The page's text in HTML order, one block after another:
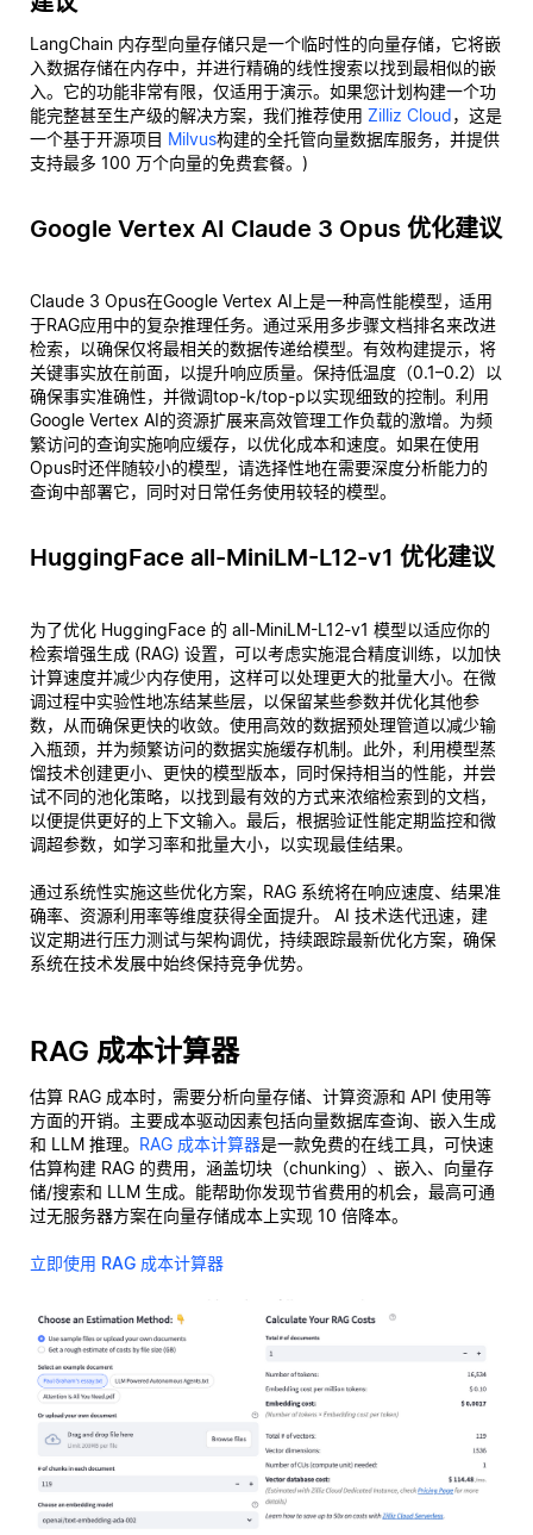
LangChain 内存型向量存储只是一个临时性的向量存储，它将嵌
入数据存储在内存中，并进行精确的线性搜索以找到最相似的嵌
入。它的功能非常有限，仅适用于演示。如果您计划构建一个功
能完整甚至生产级的解决方案，我们推荐使用 Zilliz Cloud，这是
一个基于开源项目 Milvus构建的全托管向量数据库服务，并提供
支持最多 100 万个向量的免费套餐。)
Google Vertex AI Claude 3 Opus 优化建议
Claude 3 Opus在Google Vertex AI上是一种高性能模型，适用
于RAG应用中的复杂推理任务。通过采用多步骤文档排名来改进
检索，以确保仅将最相关的数据传递给模型。有效构建提示，将
关键事实放在前面，以提升响应质量。保持低温度（0.1–0.2）以
确保事实准确性，并微调top-k/top-p以实现细致的控制。利用
Google Vertex AI的资源扩展来高效管理工作负载的激增。为频
繁访问的查询实施响应缓存，以优化成本和速度。如果在使用
Opus时还伴随较小的模型，请选择性地在需要深度分析能力的
查询中部署它，同时对日常任务使用较轻的模型。
HuggingFace all-MiniLM-L12-v1 优化建议
为了优化 HuggingFace 的 all-MiniLM-L12-v1 模型以适应你的
检索增强生成 (RAG) 设置，可以考虑实施混合精度训练，以加快
计算速度并减少内存使用，这样可以处理更大的批量大小。在微
调过程中实验性地冻结某些层，以保留某些参数并优化其他参
数，从而确保更快的收敛。使用高效的数据预处理管道以减少输
入瓶颈，并为频繁访问的数据实施缓存机制。此外，利用模型蒸
馏技术创建更小、更快的模型版本，同时保持相当的性能，并尝
试不同的池化策略，以找到最有效的方式来浓缩检索到的文档，
以便提供更好的上下文输入。最后，根据验证性能定期监控和微
调超参数，如学习率和批量大小，以实现最佳结果。
通过系统性实施这些优化方案，RAG 系统将在响应速度、结果准
确率、资源利用率等维度获得全面提升。 AI 技术迭代迅速，建
议定期进行压力测试与架构调优，持续跟踪最新优化方案，确保
系统在技术发展中始终保持竞争优势。
RAG 成本计算器
估算 RAG 成本时，需要分析向量存储、计算资源和 API 使用等
方面的开销。主要成本驱动因素包括向量数据库查询、嵌入生成
和 LLM 推理。 RAG 成本计算器是一款免费的在线工具，可快速
估算构建 RAG 的费用，涵盖切块（chunking）、嵌入、向量存
储/搜索和 LLM 生成。能帮助你发现节省费用的机会，最高可通
过无服务器方案在向量存储成本上实现 10 倍降本。
立即使用 RAG 成本计算器